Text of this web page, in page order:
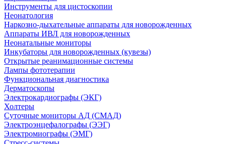
Инструменты для цистоскопии
Неонатология
Наркозно-дыхательные аппараты для новорожденных
Аппараты ИВЛ для новорожденных
Неонатальные мониторы
Инкубаторы для новорожденных (кувезы)
Открытые реанимационные системы
Лампы фототерапии
Функциональная диагностика
Дерматоскопы
Электрокардиографы (ЭКГ)
Холтеры
Суточные мониторы АД (СМАД)
Электроэнцефалографы (ЭЭГ)
Электромиографы (ЭМГ)